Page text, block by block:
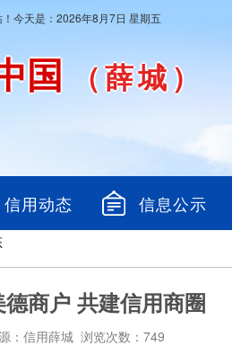
今天是：2026年8月7日 星期五
国 （薛城）
信用动态 信息公示
商户 共建信用商圈
：信用薛城 浏览次数：749